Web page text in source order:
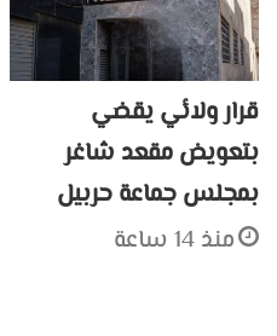
قرار ولائي يقضي
بتعويض مقعد شاغر
بمجلس جماعة حربيل
منذ 14 ساعة